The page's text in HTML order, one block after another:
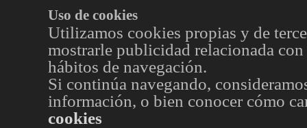
Uso de cookies
Utilizamos cookies propias y de
mostrarle publicidad relacionada
hábitos de navegación.
Si continúa navegando,
información, o bien conocer cómo
cookies